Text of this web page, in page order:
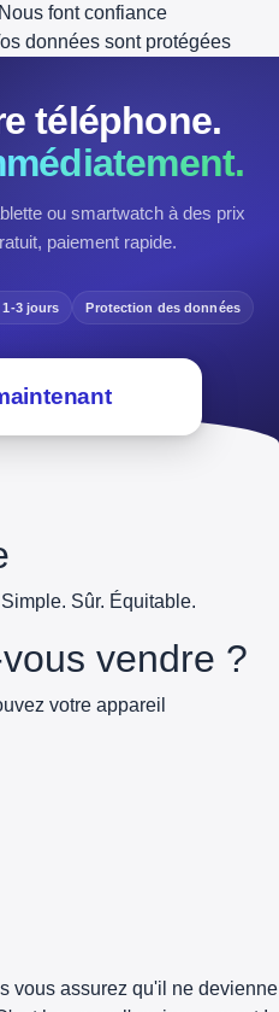
Nous font confiance
données sont protégées
téléphone.
ou smartwatch à des prix
paiement rapide.
1-3 jours Protection des données
Sûr. Équitable.
vendre ?
votre appareil
vous assurez qu'il ne devienne